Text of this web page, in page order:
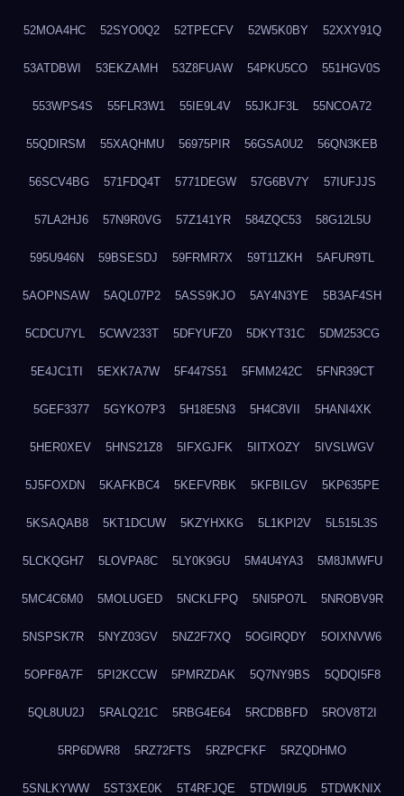
52MOA4HC 52SYO0Q2 52TPECFV 52W5K0BY 52XXY91Q
53ATDBWI 53EKZAMH 53Z8FUAW 54PKU5CO 551HGV0S
553WPS4S 55FLR3W1 55IE9L4V 55JKJF3L 55NCOA72
55QDIRSM 55XAQHMU 56975PIR 56GSA0U2 56QN3KEB
56SCV4BG 571FDQ4T 5771DEGW 57G6BV7Y 57IUFJJS
57LA2HJ6 57N9R0VG 57Z141YR 584ZQC53 58G12L5U
595U946N 59BSESDJ 59FRMR7X 59T11ZKH 5AFUR9TL
5AOPNSAW 5AQL07P2 5ASS9KJO 5AY4N3YE 5B3AF4SH
5CDCU7YL 5CWV233T 5DFYUFZ0 5DKYT31C 5DM253CG
5E4JC1TI 5EXK7A7W 5F447S51 5FMM242C 5FNR39CT
5GEF3377 5GYKO7P3 5H18E5N3 5H4C8VII 5HANI4XK
5HER0XEV 5HNS21Z8 5IFXGJFK 5IITXOZY 5IVSLWGV
5J5FOXDN 5KAFKBC4 5KEFVRBK 5KFBILGV 5KP635PE
5KSAQAB8 5KT1DCUW 5KZYHXKG 5L1KPI2V 5L515L3S
5LCKQGH7 5LOVPA8C 5LY0K9GU 5M4U4YA3 5M8JMWFU
5MC4C6M0 5MOLUGED 5NCKLFPQ 5NI5PO7L 5NROBV9R
5NSPSK7R 5NYZ03GV 5NZ2F7XQ 5OGIRQDY 5OIXNVW6
5OPF8A7F 5PI2KCCW 5PMRZDAK 5Q7NY9BS 5QDQI5F8
5QL8UU2J 5RALQ21C 5RBG4E64 5RCDBBFD 5ROV8T2I
5RP6DWR8 5RZ72FTS 5RZPCFKF 5RZQDHMO
5SNLKYWW 5ST3XE0K 5T4RFJQE 5TDWI9U5 5TDWKNIX